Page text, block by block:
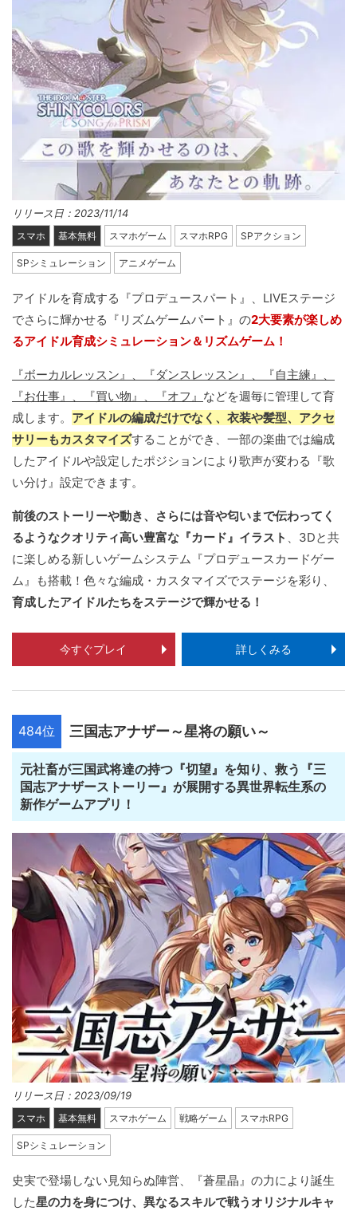
リリース日：2023/11/14
スマホ 基本無料 スマホゲーム スマホRPG SPアクション
SPシミュレーション アニメゲーム
アイドルを育成する『プロデュースパート』、LIVEステージ
でさらに輝かせる『リズムゲームパート』の2大要素が楽しめ
るアイドル育成シミュレーション＆リズムゲーム！
『ボーカルレッスン』、『ダンスレッスン』、『自主練』、
『お仕事』、『買い物』、『オフ』 などを週毎に管理して育
成します。 アイドルの編成だけでなく、衣装や髪型、アクセ
サリーもカスタマイズすることができ、一部の楽曲では編成
したアイドルや設定したポジションにより歌声が変わる『歌
い分け』設定できます。
前後のストーリーや動き、さらには音や匂いまで伝わってく
るようなクオリティ高い豊富な『カード』イラスト 、3Dと共
に楽しめる新しいゲームシステム『プロデュースカードゲー
ム』も搭載！色々な編成・カスタマイズでステージを彩り、
育成したアイドルたちをステージで輝かせる！
今すぐプレイ 詳しくみる
484位 三国志アナザー～星将の願い～
元社畜が三国武将達の持つ『切望』を知り、救う『三
国志アナザーストーリー』が展開する異世界転生系の
新作ゲームアプリ！
リリース日：2023/09/19
スマホ 基本無料 スマホゲーム 戦略ゲーム スマホRPG
SPシミュレーション
史実で登場しない見知らぬ陣営、『蒼星晶』の力により誕生
した星の力を身につけ、異なるスキルで戦うオリジナルキャ